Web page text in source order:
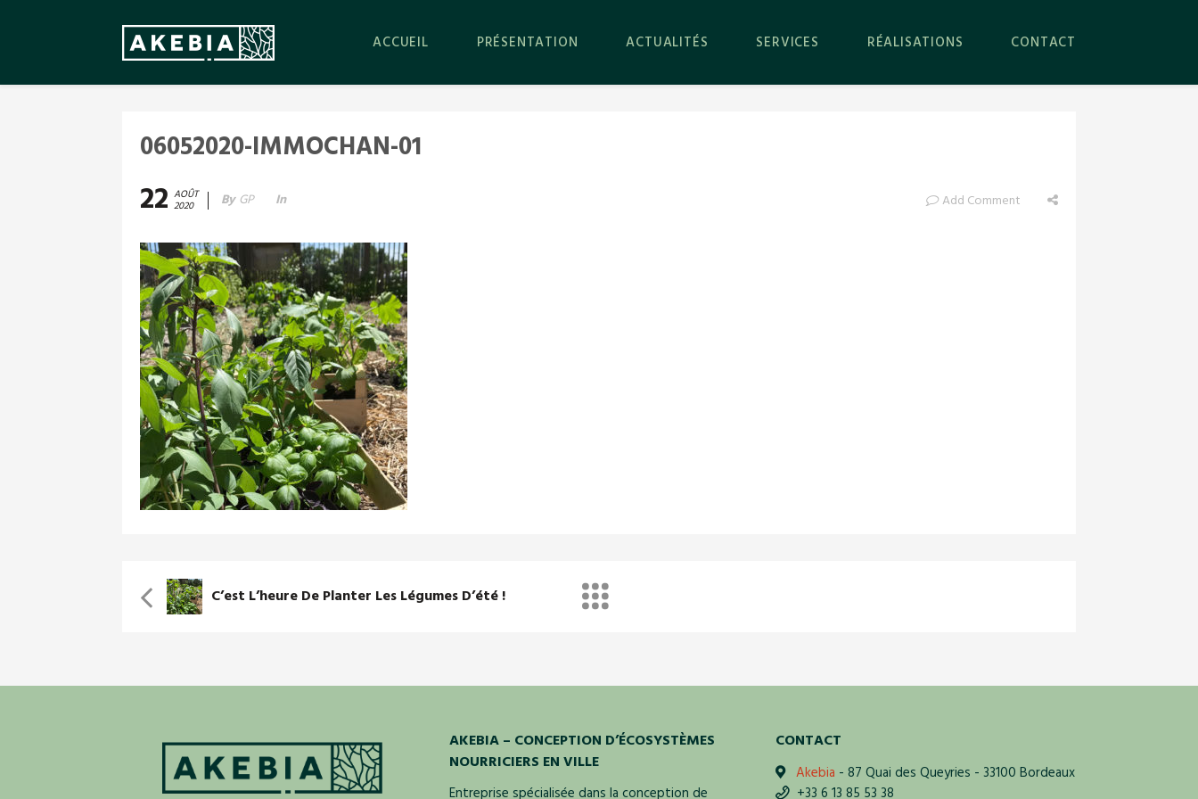
ACCUEIL PRÉSENTATION ACTUALITÉS SERVICES RÉALISATIONS CONTACT
06052020-IMMOCHAN-01
22 AOÛT
2020 By GP In Add Comment
C’est L’heure De Planter Les Légumes D’été !
AKEBIA – CONCEPTION D’ÉCOSYSTÈMES
NOURRICIERS EN VILLE
Entreprise spécialisée dans la conception de
CONTACT
Akebia - 87 Quai des Queyries - 33100 Bordeaux
+33 6 13 85 53 38